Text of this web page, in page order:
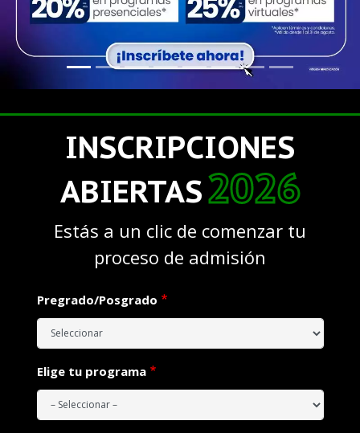
INSCRIPCIONES
ABIERTAS2026
Estás a un clic de comenzar tu
proceso de admisión
Pregrado/Posgrado
Elige tu programa